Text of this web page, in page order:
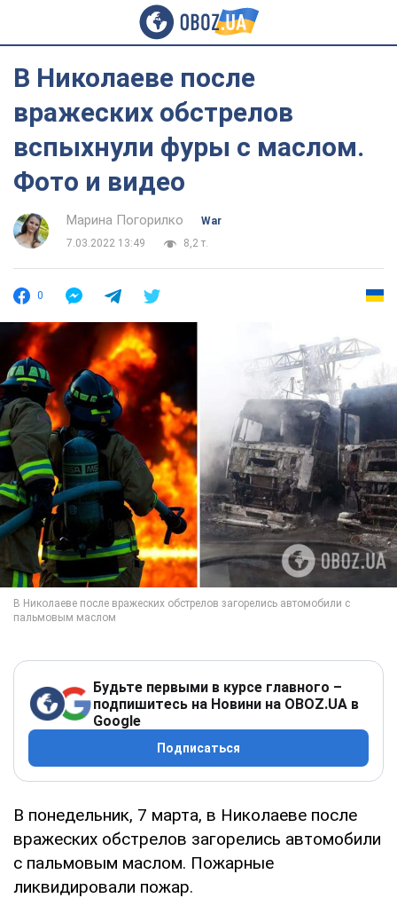
В Николаеве после
вражеских обстрелов
вспыхнули фуры с маслом.
Фото и видео
Марина Погорилко
War
7.03.2022 13:49
8,2 т.
0
Будьте первыми в курсе главного –
подпишитесь на Новини на OBOZ.UA в
Google
Подписаться
В понедельник, 7 марта, в Николаеве после
вражеских обстрелов загорелись автомобили
с пальмовым маслом. Пожарные
ликвидировали пожар.